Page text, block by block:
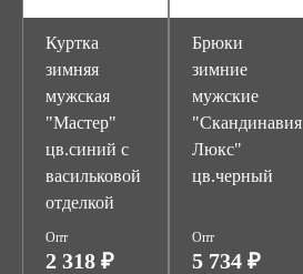
Куртка
зимняя
мужская
"Мастер"
цв.синий с
васильковой
отделкой
Опт
2 318 ₽
Брюки
зимние
мужские
"Скандинавия
Люкс"
цв.черный
Опт
5 734 ₽